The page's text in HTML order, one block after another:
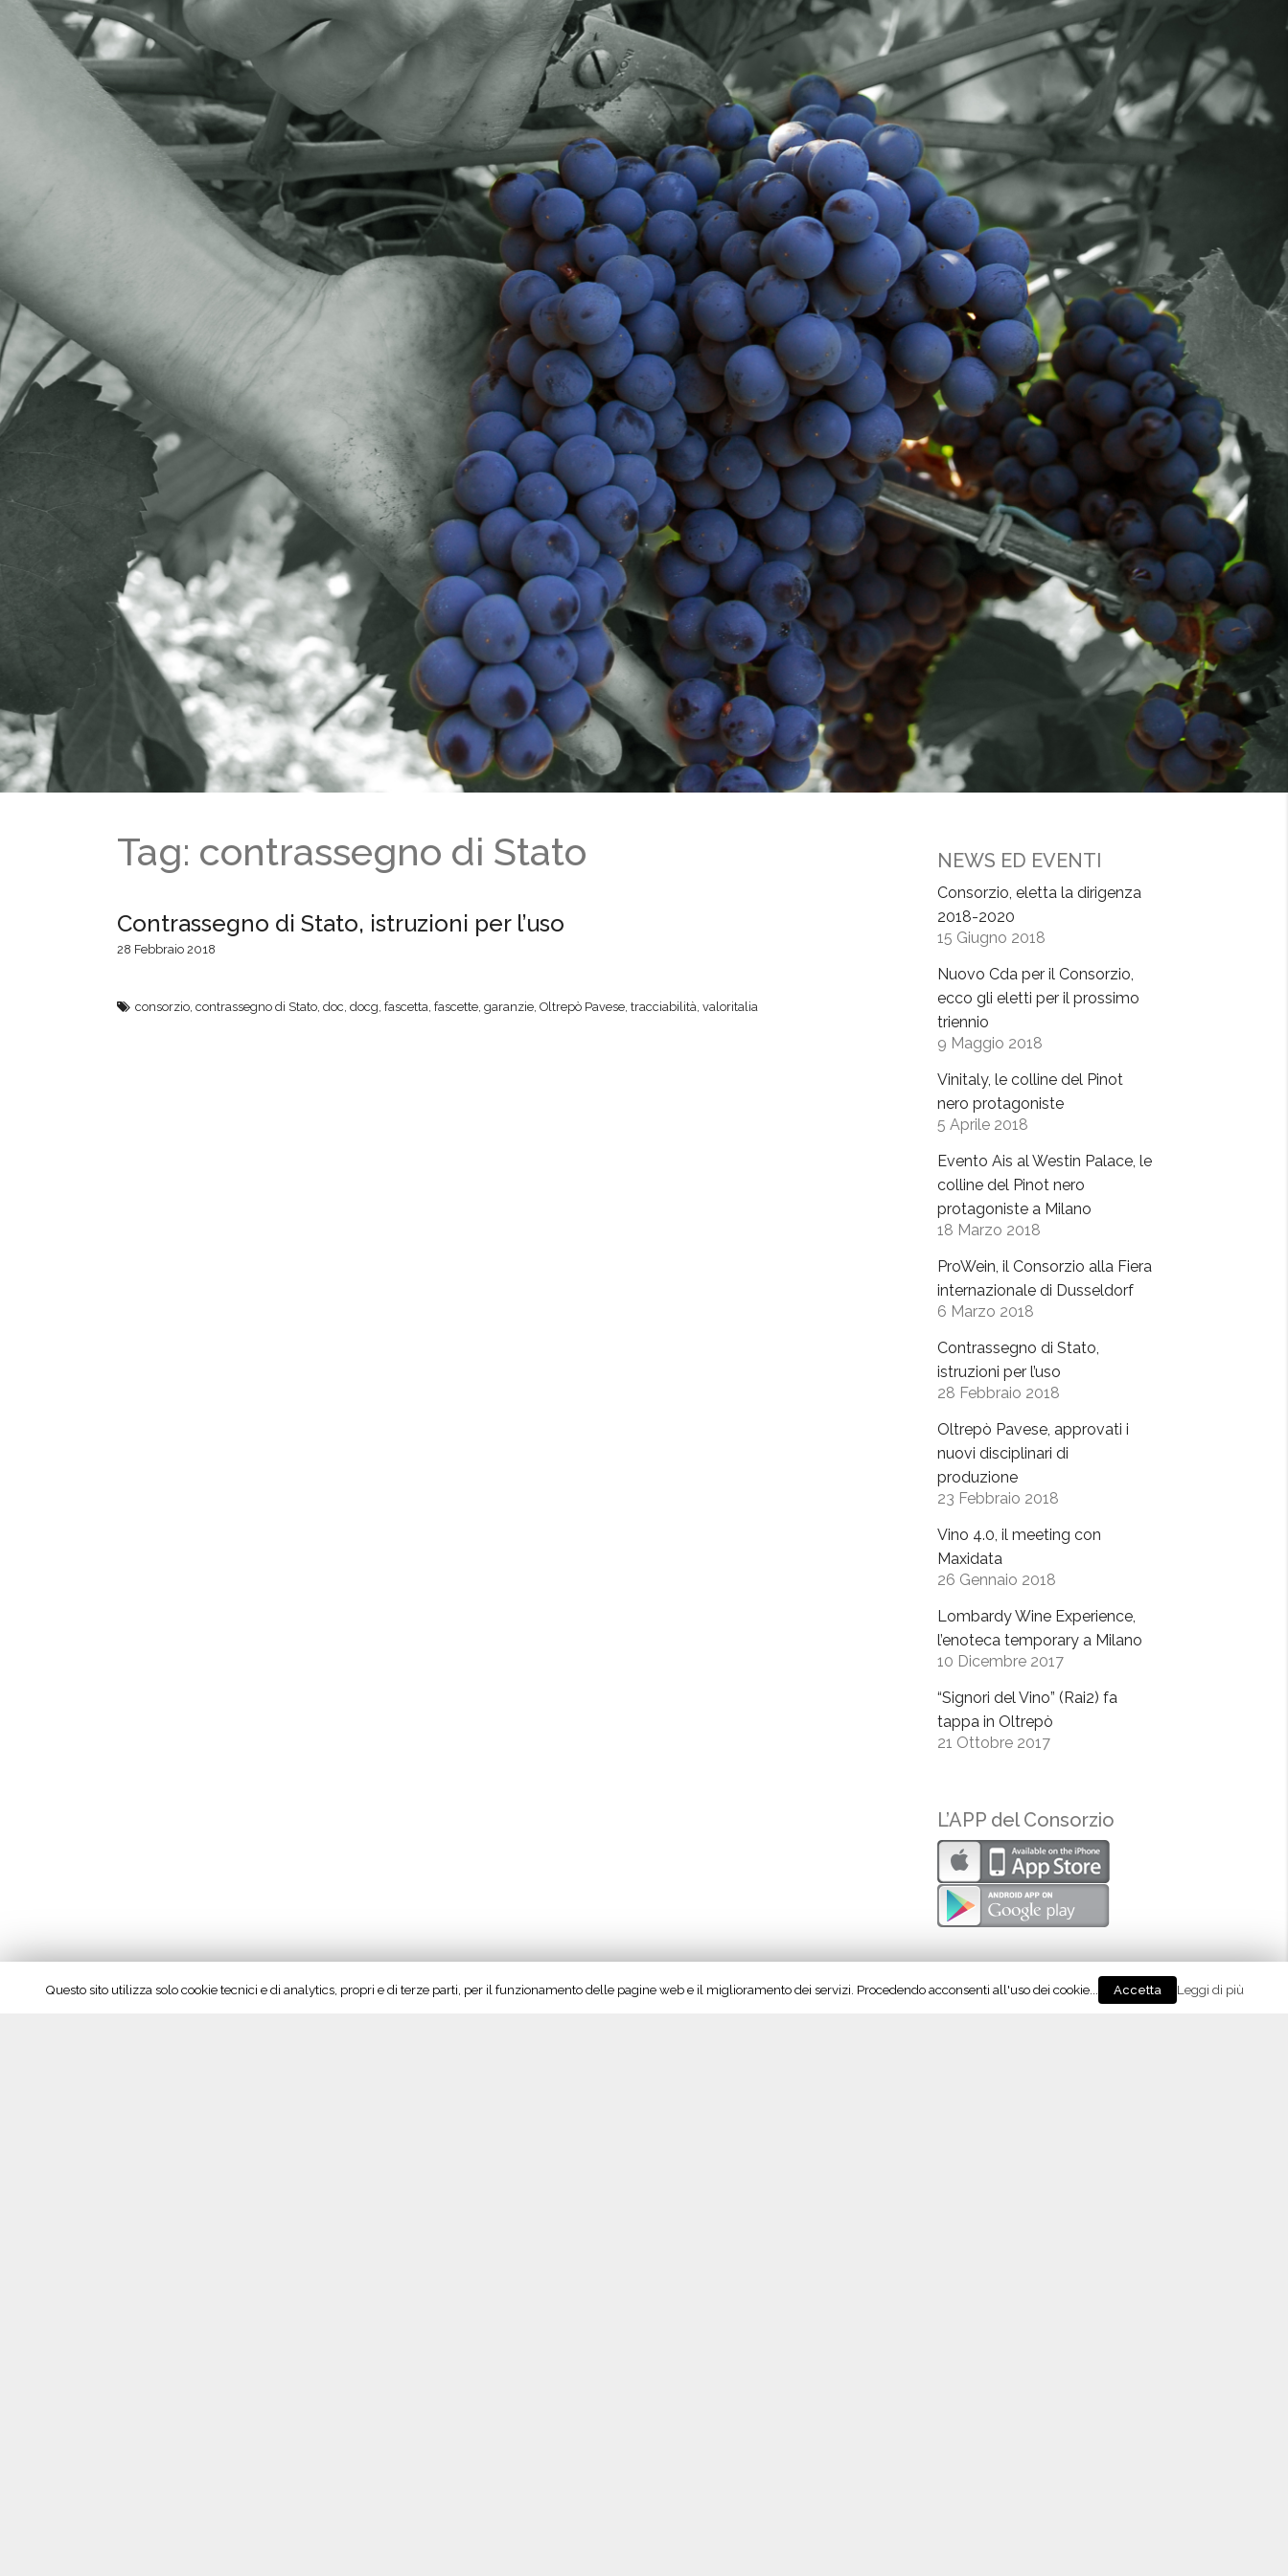
Tag: contrassegno di Stato
Contrassegno di Stato, istruzioni per l’uso
28 Febbraio 2018
consorzio contrassegno di Stato doc docg fascetta fascette garanzie Oltrepò Pavese tracciabilità valoritalia
NEWS ED EVENTI
Consorzio, eletta la dirigenza
2018-2020
15 Giugno 2018
Nuovo Cda per il Consorzio,
ecco gli eletti per il prossimo
triennio
9 Maggio 2018
Vinitaly, le colline del Pinot
nero protagoniste
5 Aprile 2018
Evento Ais al Westin Palace, le
colline del Pinot nero
protagoniste a Milano
18 Marzo 2018
ProWein, il Consorzio alla Fiera
internazionale di Dusseldorf
6 Marzo 2018
Contrassegno di Stato,
istruzioni per l’uso
28 Febbraio 2018
Oltrepò Pavese, approvati i
nuovi disciplinari di
produzione
23 Febbraio 2018
Vino 4.0, il meeting con
Maxidata
26 Gennaio 2018
Lombardy Wine Experience,
l’enoteca temporary a Milano
10 Dicembre 2017
“Signori del Vino” (Rai2) fa
tappa in Oltrepò
21 Ottobre 2017
L’APP del Consorzio
Questo sito utilizza solo cookie tecnici e di analytics, propri e di terze parti, per il funzionamento delle pagine web e il miglioramento dei servizi. Procedendo acconsenti all'uso dei cookie... Accetta Leggi di più